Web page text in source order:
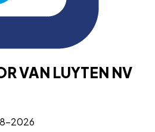
VAN LUYTEN NV
2026